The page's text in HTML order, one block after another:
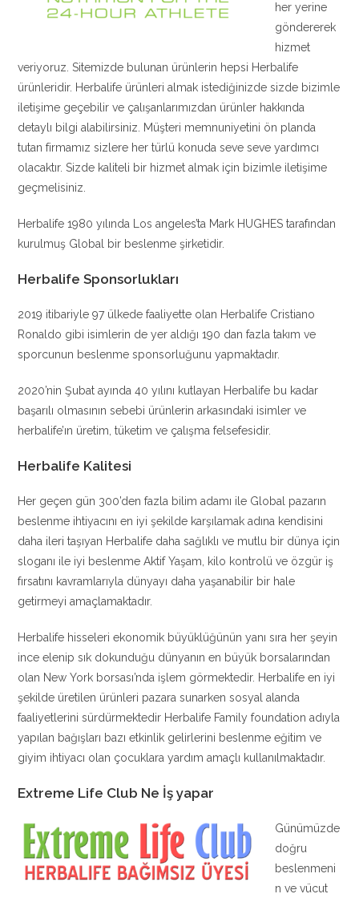
her yerine
göndererek
hizmet
veriyoruz. Sitemizde bulunan ürünlerin hepsi Herbalife
ürünleridir. Herbalife ürünleri almak istediğinizde sizde bizimle
iletişime geçebilir ve çalışanlarımızdan ürünler hakkında
detaylı bilgi alabilirsiniz. Müşteri memnuniyetini ön planda
tutan firmamız sizlere her türlü konuda seve seve yardımcı
olacaktır. Sizde kaliteli bir hizmet almak için bizimle iletişime
geçmelisiniz.
Herbalife 1980 yılında Los angeles’ta Mark HUGHES tarafından
kurulmuş Global bir beslenme şirketidir.
Herbalife Sponsorlukları
2019 itibariyle 97 ülkede faaliyette olan Herbalife Cristiano
Ronaldo gibi isimlerin de yer aldığı 190 dan fazla takım ve
sporcunun beslenme sponsorluğunu yapmaktadır.
2020’nin Şubat ayında 40 yılını kutlayan Herbalife bu kadar
başarılı olmasının sebebi ürünlerin arkasındaki isimler ve
herbalife’ın üretim, tüketim ve çalışma felsefesidir.
Herbalife Kalitesi
Her geçen gün 300’den fazla bilim adamı ile Global pazarın
beslenme ihtiyacını en iyi şekilde karşılamak adına kendisini
daha ileri taşıyan Herbalife daha sağlıklı ve mutlu bir dünya için
sloganı ile iyi beslenme Aktif Yaşam, kilo kontrolü ve özgür iş
fırsatını kavramlarıyla dünyayı daha yaşanabilir bir hale
getirmeyi amaçlamaktadır.
Herbalife hisseleri ekonomik büyüklüğünün yanı sıra her şeyin
ince elenip sık dokunduğu dünyanın en büyük borsalarından
olan New York borsası’nda işlem görmektedir. Herbalife en iyi
şekilde üretilen ürünleri pazara sunarken sosyal alanda
faaliyetlerini sürdürmektedir Herbalife Family foundation adıyla
yapılan bağışları bazı etkinlik gelirlerini beslenme eğitim ve
giyim ihtiyacı olan çocuklara yardım amaçlı kullanılmaktadır.
Extreme Life Club Ne İş yapar
Günümüzde
doğru
beslenmeni
n ve vücut